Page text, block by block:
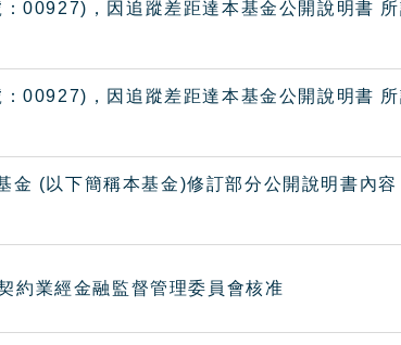
00927)，因追蹤差距達本基金公開說明書
00927)，因追蹤差距達本基金公開說明書
(以下簡稱本基金)修訂部分公開說明書內容
約業經金融監督管理委員會核准